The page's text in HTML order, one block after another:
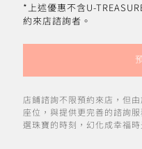
*上述優惠不含U-
約來店諮詢者。
店鋪諮詢不限預約來店，但
座位，與提供更完善的諮詢
選珠寶的時刻，幻化成幸福時